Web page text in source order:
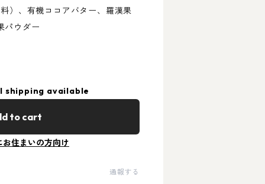
）、有機ココアバター、羅漢果
パウダー
shipping available
to cart
お住まいの方向け
通報する